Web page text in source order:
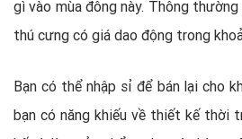
gì vào mùa đông này. Thông
thú cưng có giá dao động trong
Bạn có thể nhập sỉ để bán lại cho
bạn có năng khiếu về thiết kế